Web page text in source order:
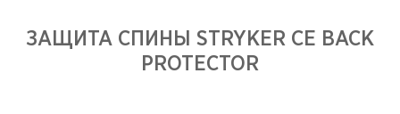
ЗАЩИТА СПИНЫ STRYKER CE BACK
PROTECTOR